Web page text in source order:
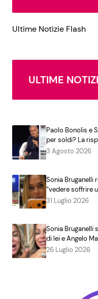
Ultime Notizie Flash
ULTIME
Paolo Bonolis e
per soldi? La
3 Agosto 2026
Sonia Bruganelli
“vedere soffrire
31 Luglio 2026
Sonia
di lei e Angelo
26 Luglio 2026